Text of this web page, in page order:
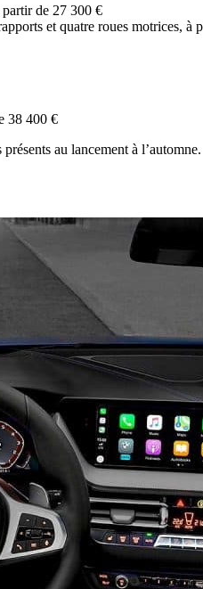
de 27 300 €
et quatre roues motrices, à
38 400 €
au lancement à l’automne.